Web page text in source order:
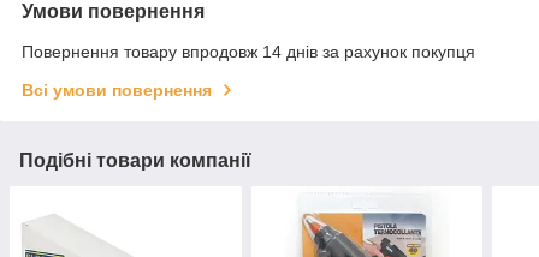
Умови повернення
Повернення товару впродовж 14 днів за рахунок покупця
Всі умови повернення
Подібні товари компанії